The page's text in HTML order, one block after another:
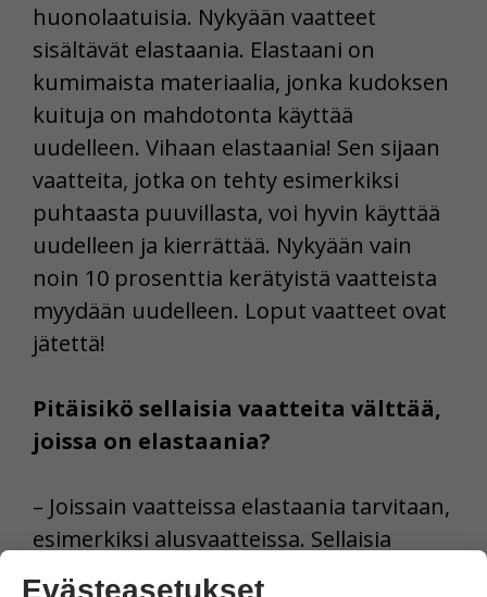
huonolaatuisia. Nykyään vaatteet
sisältävät elastaania. Elastaani on
kumimaista materiaalia, jonka kudoksen
kuituja on mahdotonta käyttää
uudelleen. Vihaan elastaania! Sen sijaan
vaatteita, jotka on tehty esimerkiksi
puhtaasta puuvillasta, voi hyvin käyttää
uudelleen ja kierrättää. Nykyään vain
noin 10 prosenttia kerätyistä vaatteista
myydään uudelleen. Loput vaatteet ovat
jätettä!
Pitäisikö sellaisia vaatteita välttää,
joissa on elastaania?
– Joissain vaatteissa elastaania tarvitaan,
esimerkiksi alusvaatteissa. Sellaisia
vaatteita tulisi käyttää niin kauan kuin
Evästeasetukset